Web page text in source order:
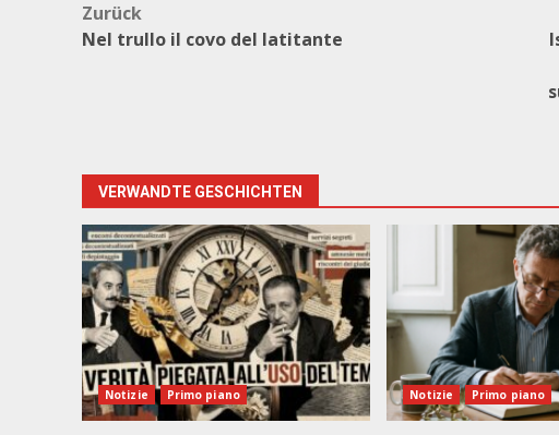
Beitragsnavigation
Zurück
Nel trullo il covo del latitante
VERWANDTE GESCHICHTEN
Notizie Primo piano Notizie Primo piano